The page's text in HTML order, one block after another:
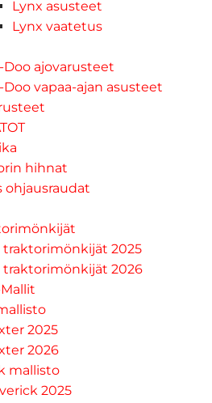
Lynx asusteet
Lynx vaatetus
Doo ajovarusteet
Doo vapaa-ajan asusteet
hihnat
ohjausraudat
traktorimönkijät 2025
traktorimönkijät 2026
2025
2026
mallisto
2025